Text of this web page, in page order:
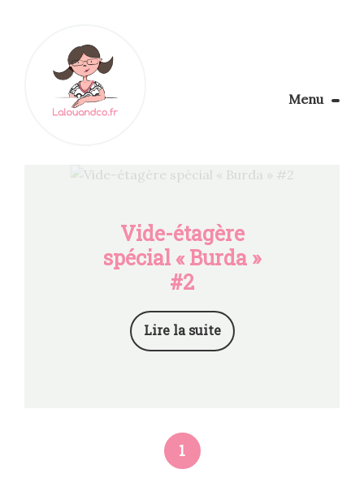
Menu
Apprendre la couture
Vide-étagère
spécial « Burda »
#2
Lire la suite
1